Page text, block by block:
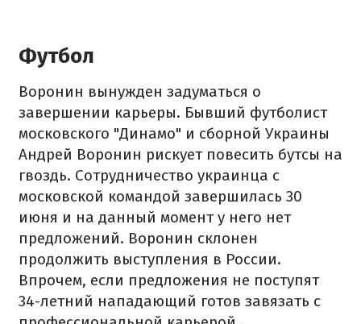
Футбол
Воронин вынужден задуматься о
завершении карьеры. Бывший футболист
московского "Динамо" и сборной Украины
Андрей Воронин рискует повесить бутсы на
гвоздь. Сотрудничество украинца с
московской командой завершилась 30
июня и на данный момент у него нет
предложений. Воронин склонен
продолжить выступления в России.
Впрочем, если предложения не поступят
34-летний нападающий готов завязать с